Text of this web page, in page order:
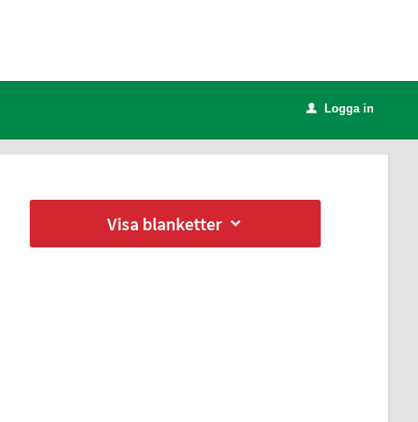
u Logga in
Visa blanketter